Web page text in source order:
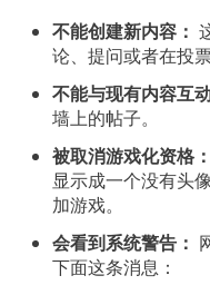
不能创建新内容：
论、提问或者在投票
不能与现有内容互
墙上的帖子。
被取消游戏化资格：
显示成一个没有头
加游戏。
会看到系统警告：
下面这条消息：